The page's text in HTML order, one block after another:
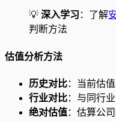
💡 深入学习 ：了解
判断方法
估值分析方法
历史对比：当前估
行业对比：与同行
绝对估值：估算公